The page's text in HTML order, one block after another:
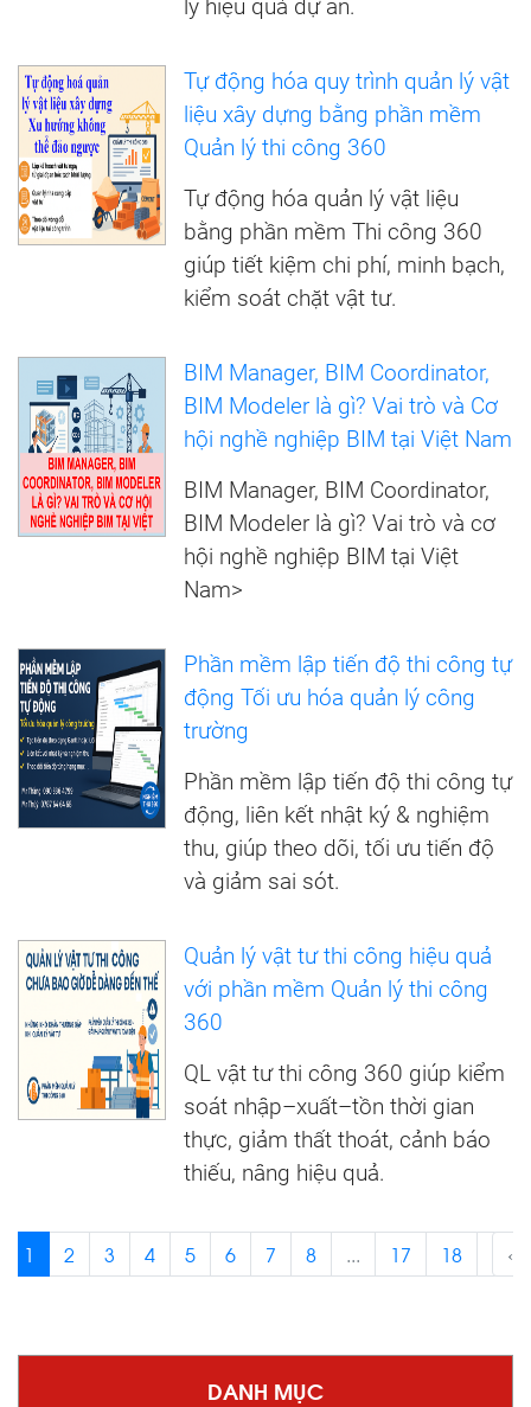
DANH MỤC
lý hiệu quả dự án.
Tự động hóa quy trình quản lý vật
liệu xây dựng bằng phần mềm
Quản lý thi công 360
Tự động hóa quản lý vật liệu
bằng phần mềm Thi công 360
giúp tiết kiệm chi phí, minh bạch,
kiểm soát chặt vật tư.
BIM Manager, BIM Coordinator,
BIM Modeler là gì? Vai trò và Cơ
hội nghề nghiệp BIM tại Việt Nam
BIM Manager, BIM Coordinator,
BIM Modeler là gì? Vai trò và cơ
hội nghề nghiệp BIM tại Việt
Nam>
Phần mềm lập tiến độ thi công tự
động Tối ưu hóa quản lý công
trường
Phần mềm lập tiến độ thi công tự
động, liên kết nhật ký & nghiệm
thu, giúp theo dõi, tối ưu tiến độ
và giảm sai sót.
Quản lý vật tư thi công hiệu quả
với phần mềm Quản lý thi công
360
QL vật tư thi công 360 giúp kiểm
soát nhập–xuất–tồn thời gian
thực, giảm thất thoát, cảnh báo
thiếu, nâng hiệu quả.
1 2 3 4 5 6 7 8 ... 17 18 ‹